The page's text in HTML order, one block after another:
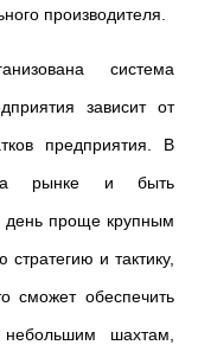
производителя.
система
зависит от
предприятия. В
на рынке и быть
день проще крупным
и тактику,
сможет обеспечить
небольшим шахтам,